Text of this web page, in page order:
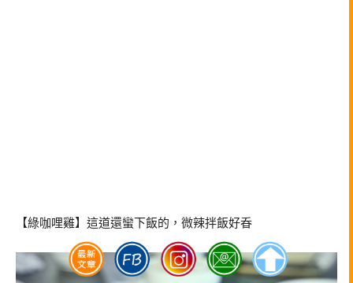
【綠咖哩雞】這道還蠻下飯的，微辣拌飯好昋